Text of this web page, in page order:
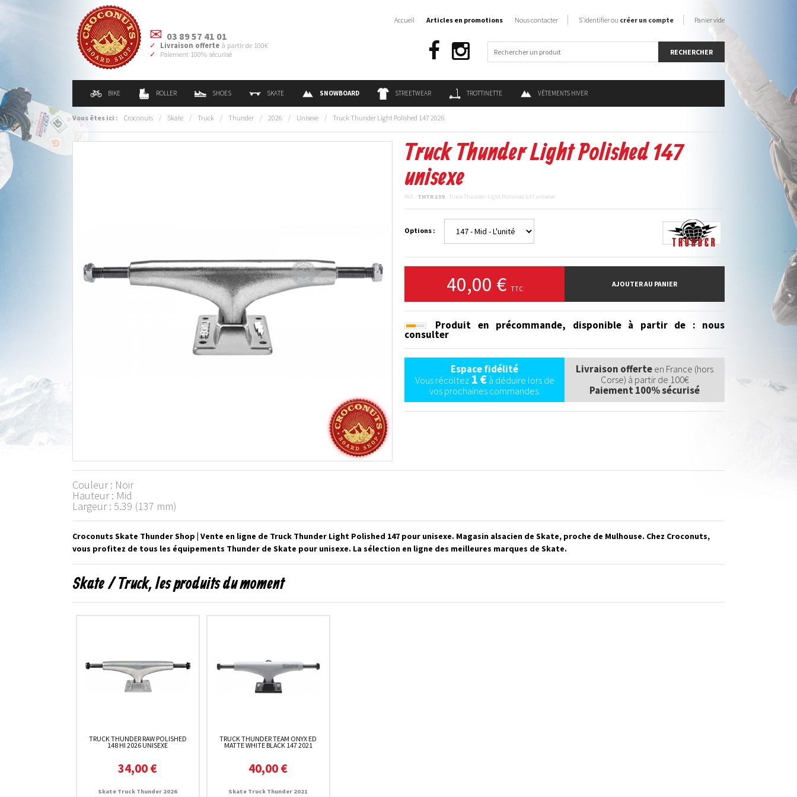
03 89 57 41 01
Livraison offerte à partir de 100€
Paiement 100% sécurisé
BIKE ROLLER SHOES SKATE SNOWBOARD STREETWEAR TROTTINETTE VÊTEMENTS HIVER
Accueil Articles en promotions Nous contacter S'identifier ou créer un compte Panier vide
Vous êtes ici : Croconuts / Skate / Truck / Thunder / 2026 / Unisexe / Truck Thunder Light Polished 147 2026
Truck Thunder Light Polished 147
unisexe
Réf. : THTR239 - Truck Thunder Light Polished 147 unisexe
Options :
40,00 € TTC
AJOUTER AU PANIER
Produit en précommande, disponible à partir de : nous
consulter
Espace fidélité
Vous récoltez 1 €à déduire lors de
vos prochaines commandes.
Livraison offerteen France (hors
Corse) à partir de 100€
Paiement 100% sécurisé
Couleur : Noir
Hauteur : Mid
Largeur : 5.39 (137 mm)
Croconuts Skate Thunder Shop | Vente en ligne de Truck Thunder Light Polished 147 pour unisexe. Magasin alsacien de Skate, proche de Mulhouse. Chez Croconuts,
vous profitez de tous les équipements Thunder de Skate pour unisexe. La sélection en ligne des meilleures marques de Skate.
Skate / Truck, les produits du moment
TRUCK THUNDER RAW POLISHED
148 HI 2026 UNISEXE
34,00 €
Skate Truck Thunder 2026
TRUCK THUNDER TEAM ONYX ED
MATTE WHITE BLACK 147 2021
40,00 €
Skate Truck Thunder 2021